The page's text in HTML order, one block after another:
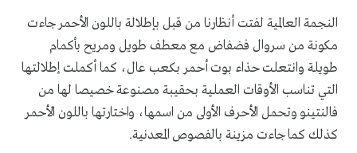
النجمة العالمية لفتت أنظارنا من قبل بإطلالة باللون الأحمر جاءت
مكونة من سروال فضفاض مع معطف طويل ومريح بأكمام
طويلة وانتعلت حذاء بوت أحمر بكعب عال، كما أكملت إطلالتها
التي تناسب الأوقات العملية بحقيبة مصنوعة خصيصا لها من
فالنتينو وتحمل الأحرف الأولى من اسمها، واختارتها باللون الأحمر
كذلك كما جاءت مزينة بالفصوص المعدنية.